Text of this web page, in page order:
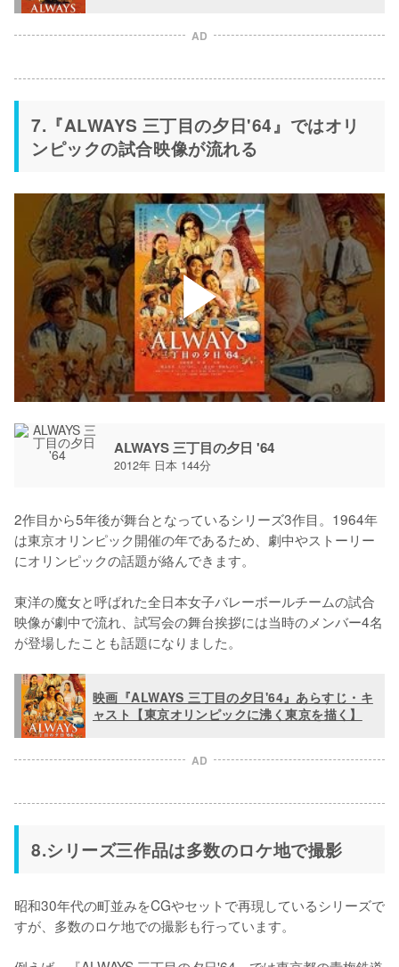
AD
7.『ALWAYS 三丁目の夕日'64』ではオリ
ンピックの試合映像が流れる
ALWAYS 三丁目の夕日 '64
2012年 日本 144分
2作目から5年後が舞台となっているシリーズ3作目。1964年
は東京オリンピック開催の年であるため、劇中やストーリー
にオリンピックの話題が絡んできます。
東洋の魔女と呼ばれた全日本女子バレーボールチームの試合
映像が劇中で流れ、試写会の舞台挨拶には当時のメンバー4名
が登場したことも話題になりました。
映画『ALWAYS 三丁目の夕日'64』あらすじ・キ
ャスト【東京オリンピックに沸く東京を描く】
AD
8.シリーズ三作品は多数のロケ地で撮影
昭和30年代の町並みをCGやセットで再現しているシリーズで
すが、多数のロケ地での撮影も行っています。